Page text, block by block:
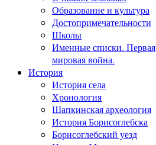
Образование и культура
Достопримечательности
Школы
Именные списки. Первая
мировая война.
История
История села
Хронология
Шапкинская археология
История Борисоглебска
Борисоглебский уезд